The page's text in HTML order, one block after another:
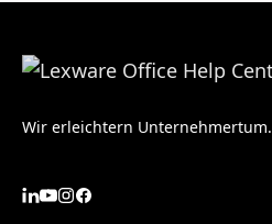
Wir erleichtern Unternehmertum.